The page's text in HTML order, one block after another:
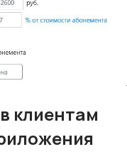
клиентам